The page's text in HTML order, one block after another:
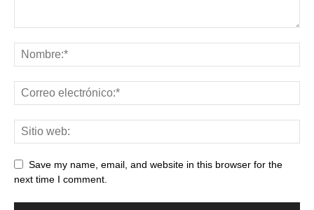
Save my name, email, and website in this browser for the
next time I comment.